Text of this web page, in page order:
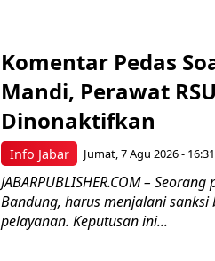
Info Jabar
Komentar Pedas
Mandi, Perawat
Dinonaktifkan
Jumat, 7 Agu 2026 - 16:31
JABARPUBLISHER.COM –
Bandung, harus menjalani
pelayanan. Keputusan ini...